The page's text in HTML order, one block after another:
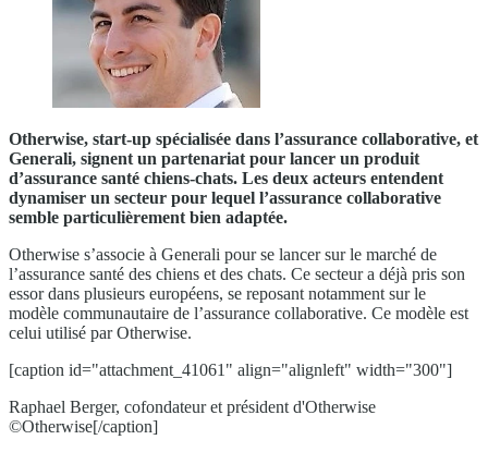
Otherwise, start-up spécialisée dans l’assurance collaborative, et
Generali, signent un partenariat pour lancer un produit
d’assurance santé chiens-chats. Les deux acteurs entendent
dynamiser un secteur pour lequel l’assurance collaborative
semble particulièrement bien adaptée.
Otherwise s’associe à Generali pour se lancer sur le marché de
l’assurance santé des chiens et des chats. Ce secteur a déjà pris son
essor dans plusieurs européens, se reposant notamment sur le
modèle communautaire de l’assurance collaborative. Ce modèle est
celui utilisé par Otherwise.
[caption id="attachment_41061" align="alignleft" width="300"]
Raphael Berger, cofondateur et président d'Otherwise
©Otherwise[/caption]